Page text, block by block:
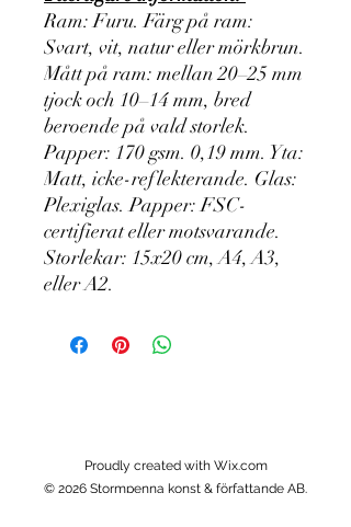
Ram: Furu. Färg på ram:
Svart, vit, natur eller mörkbrun.
Mått på ram: mellan 20–25 mm
tjock och 10–14 mm, bred
beroende på vald storlek.
Papper: 170 gsm. 0,19 mm. Yta:
Matt, icke-reflekterande. Glas:
Plexiglas. Papper: FSC-
certifierat eller motsvarande.
Storlekar: 15x20 cm, A4, A3,
eller A2.
Proudly created with Wix.com
© 2026 Stormpenna konst & författande AB.